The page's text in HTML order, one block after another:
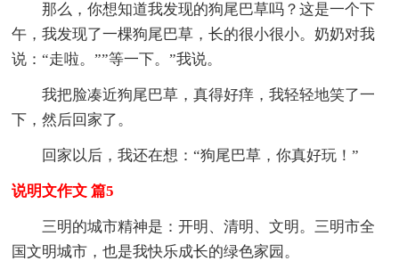
那么，你想知道我发现的狗尾巴草吗？这是一个下
午，我发现了一棵狗尾巴草，长的很小很小。奶奶对我
说：“走啦。””等一下。”我说。
我把脸凑近狗尾巴草，真得好痒，我轻轻地笑了一
下，然后回家了。
回家以后，我还在想：“狗尾巴草，你真好玩！”
说明文作文 篇5
三明的城市精神是：开明、清明、文明。三明市全
国文明城市，也是我快乐成长的绿色家园。